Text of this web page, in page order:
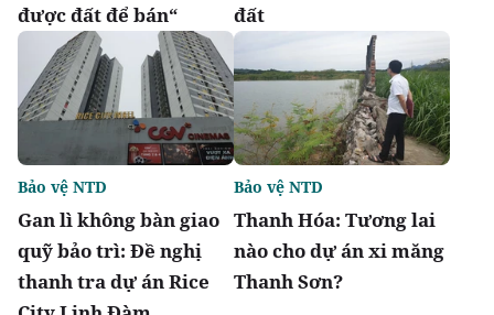
được đất để bán“
đất
Gan lì không bàn giao
quỹ bảo trì: Đề nghị
thanh tra dự án Rice
Bảo vệ NTD
Thanh Hóa: Tương lai
nào cho dự án xi măng
Thanh Sơn?
Bảo vệ NTD